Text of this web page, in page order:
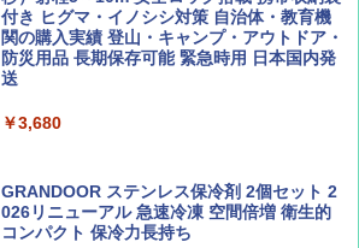
山と溪谷 2026年8月号「南アルプス大全」
Coyote No.89 特集 星野道夫 夢見る旅
D40 地球の歩き方 チェンマイ タイ北部の魅
力的な町 2026～2027 地球の歩き方D アジア
￥2,079
A26 地球の歩き方 チェコ ポーランド スロヴ
ァキア 2026～2027 地球の歩き方A ヨーロッ
ーチ ピクニック ポップアップテント 携帯 簡
易 トイレテント (グレー)
￥4,980
500002(88859)
￥5,999
付き ヒグマ・イノシシ対策 自治体・教育機
関の購入実績 登山・キャンプ・アウトドア・
防災用品 長期保存可能 緊急時用 日本国内発
送
￥3,680
GRANDOOR ステンレス保冷剤 2個セット 2
026リニューアル 急速冷凍 空間倍増 衛生的
コンパクト 保冷力長持ち